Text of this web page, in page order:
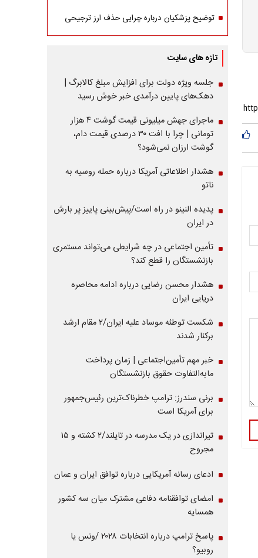
توضیح پزشکیان درباره چرایی حذف ارز ترجیحی
تازه های سایت
جلسه ویژه دولت برای افزایش مبلغ کالابرگ |
دهک‌های پایین درآمدی خبر خوش رسید
ماجرای جهش میلیونی قیمت گوشت ۴ هزار
تومانی | چرا با افت ۳۰ درصدی قیمت دام،
گوشت ارزان نمی‌شود؟
هشدار اطلاعاتی آمریکا درباره حمله روسیه به
ناتو
پدیده النینو در راه است/پیش‌بینی پاییز پر بارش
در ایران
تأمین اجتماعی در چه شرایطی می‌تواند مستمری
بازنشستگان را قطع کند؟
هشدار محسن رضایی درباره ادامه محاصره
دریایی ایران
شکست توطئه موساد علیه ایران/۲ مقام‌ ارشد
برکنار شدند
خبر مهم تأمین‌اجتماعی | زمان پرداخت
مابه‌التفاوت حقوق بازنشستگان
برنی سندرز: ترامپ خطرناک‌ترین رئیس‌جمهور
برای آمریکا است
تیراندازی در یک مدرسه در تایلند/۲ کشته و ۱۵
مجروح
ادعای رسانه آمریکایی درباره توافق ایران و عمان
امضای توافقنامه دفاعی مشترک میان سه کشور
همسایه
پاسخ ترامپ درباره انتخابات ۲۰۲۸ /ونس یا
روبیو؟